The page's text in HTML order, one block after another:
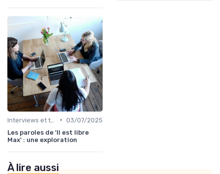
• 03/07/2025
Les paroles de 'Il est libre
Max' : une exploration
À lire aussi